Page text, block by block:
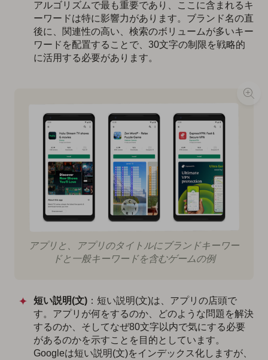
アルゴリズムで最も重要であり、ここに含まれるキ
ーワードは特に影響力があります。ブランド名の直
後に、関連性の高い、検索のボリュームが多いキー
ワードを配置することで、30文字の制限を戦略的
に活用する必要があります。
アプリと、アプリのタイトルにブランドキーワー
ドと一般キーワードを含むゲームの例
短い説明(文) ：短い説明(文)は、アプリの店頭で
す。アプリが何をするのか、どのような問題を解決
するのか、そしてなぜ80文字以内で気にする必要
があるのかを示すことを目的としています。
Googleは短い説明(文)をインデックス化しますが、